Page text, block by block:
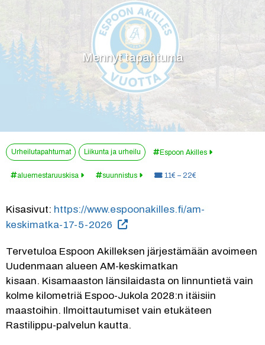
Mennyt tapahtuma
Urheilutapahtumat Liikunta ja urheilu Espoon Akilles
aluemestaruuskisa suunnistus Hinta:11€ – 22€
Kisasivut: https://www.espoonakilles.fi/am-
keskimatka-17-5-2026
Tervetuloa Espoon Akilleksen järjestämään avoimeen
Uudenmaan alueen AM-keskimatkan
kisaan. Kisamaaston länsilaidasta on linnuntietä vain
kolme kilometriä Espoo-Jukola 2028:n itäisiin
maastoihin. Ilmoittautumiset vain etukäteen
Rastilippu-palvelun kautta.